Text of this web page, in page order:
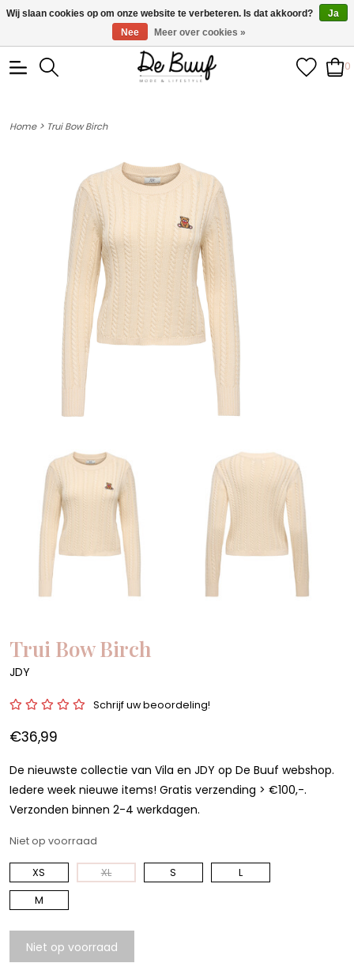
• Wekelijks nieuwe items • Gratis verzending >€100,- •
Verzonden binnen 1-3 werkdagen
0
Home> Trui Bow Birch
Trui Bow Birch
JDY
Schrijf uw beoordeling!
€36,99
De nieuwste collectie van Vila en JDY op De Buuf webshop.
Iedere week nieuwe items! Gratis verzending > €100,-.
Verzonden binnen 2-4 werkdagen.
Niet op voorraad
XS XL S L
M
Niet op voorraad
Wij slaan cookies op om onze website te verbeteren. Is dat akkoord?
Ja
Nee
Meer over cookies »